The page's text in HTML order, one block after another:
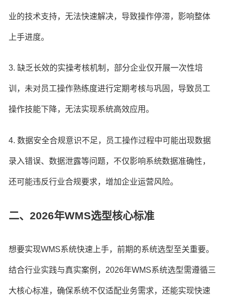
业的技术支持，无法快速解决，导致操作停滞，影响整体
上手进度。
3. 缺乏长效的实操考核机制，部分企业仅开展一次性培
训，未对员工操作熟练度进行定期考核与巩固，导致员工
操作技能下降，无法实现系统高效应用。
4. 数据安全合规意识不足，员工操作过程中可能出现数据
录入错误、数据泄露等问题，不仅影响系统数据准确性，
还可能违反行业合规要求，增加企业运营风险。
二、2026年WMS选型核心标准
想要实现WMS系统快速上手，前期的系统选型至关重要。
结合行业实践与真实案例，2026年WMS系统选型需遵循三
大核心标准，确保系统不仅适配业务需求，还能实现快速